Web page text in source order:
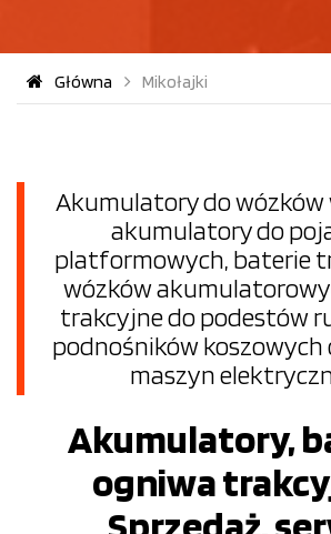
Główna Mikołajki
Akumulatory do wózków
akumulatory do
platformowych, baterie
wózków
trakcyjne do podestów
podnośników koszowych
maszyn
Akumulatory,
ogniwa